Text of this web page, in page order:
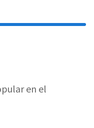
en el